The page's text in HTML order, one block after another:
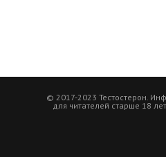
© 2017-2023 Тестостерон.
для читателей старше 18